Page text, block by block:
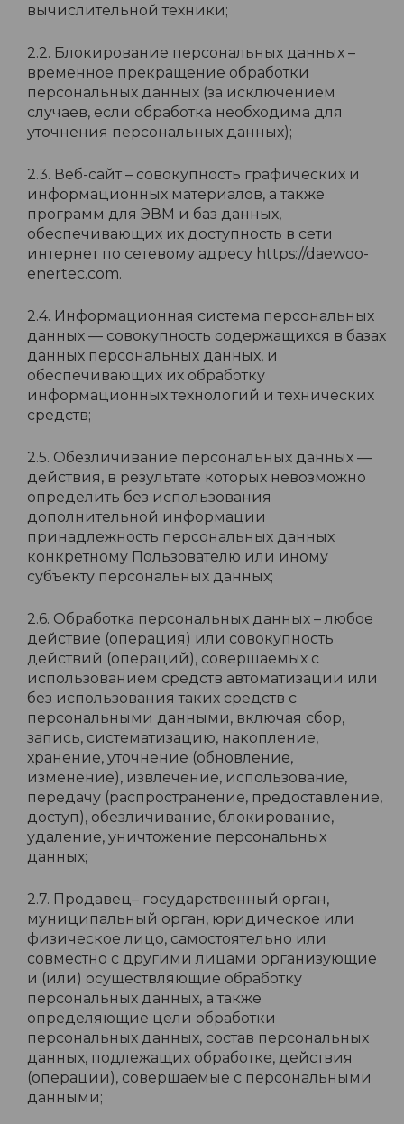
вычислительной техники;
2.2. Блокирование персональных данных –
временное прекращение обработки
персональных данных (за исключением
случаев, если обработка необходима для
уточнения персональных данных);
2.3. Веб-сайт – совокупность графических и
информационных материалов, а также
программ для ЭВМ и баз данных,
обеспечивающих их доступность в сети
интернет по сетевому адресу https://daewoo-
enertec.com.
2.4. Информационная система персональных
данных — совокупность содержащихся в базах
данных персональных данных, и
обеспечивающих их обработку
информационных технологий и технических
средств;
2.5. Обезличивание персональных данных —
действия, в результате которых невозможно
определить без использования
дополнительной информации
принадлежность персональных данных
конкретному Пользователю или иному
субъекту персональных данных;
2.6. Обработка персональных данных – любое
действие (операция) или совокупность
действий (операций), совершаемых с
использованием средств автоматизации или
без использования таких средств с
персональными данными, включая сбор,
запись, систематизацию, накопление,
хранение, уточнение (обновление,
изменение), извлечение, использование,
передачу (распространение, предоставление,
доступ), обезличивание, блокирование,
удаление, уничтожение персональных
данных;
2.7. Продавец– государственный орган,
муниципальный орган, юридическое или
физическое лицо, самостоятельно или
совместно с другими лицами организующие
и (или) осуществляющие обработку
персональных данных, а также
определяющие цели обработки
персональных данных, состав персональных
данных, подлежащих обработке, действия
(операции), совершаемые с персональными
данными;